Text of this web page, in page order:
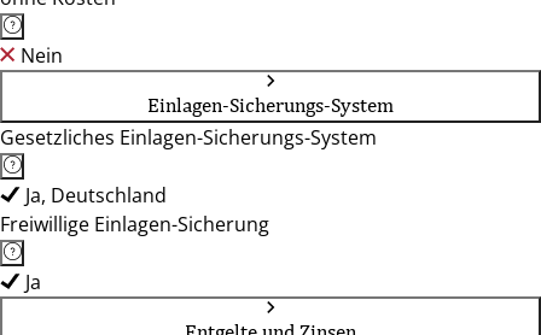
Nein
Einlagen-Sicherungs-System
Gesetzliches Einlagen-Sicherungs-System
Ja, Deutschland
Freiwillige Einlagen-Sicherung
Ja